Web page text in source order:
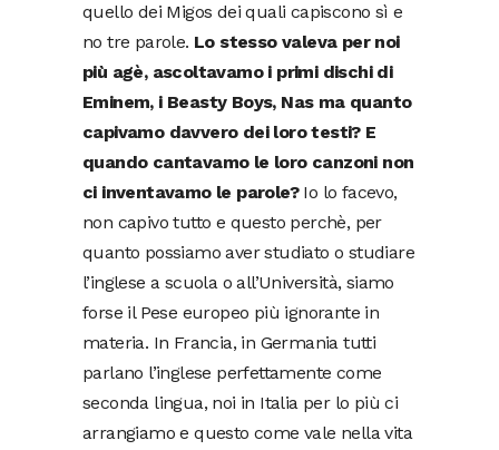
quello dei Migos dei quali capiscono sì e
no tre parole. Lo stesso valeva per noi
più agè, ascoltavamo i primi dischi di
Eminem, i Beasty Boys, Nas ma quanto
capivamo davvero dei loro testi? E
quando cantavamo le loro canzoni non
ci inventavamo le parole?Io lo facevo,
non capivo tutto e questo perchè, per
quanto possiamo aver studiato o studiare
l’inglese a scuola o all’Università, siamo
forse il Pese europeo più ignorante in
materia. In Francia, in Germania tutti
parlano l’inglese perfettamente come
seconda lingua, noi in Italia per lo più ci
arrangiamo e questo come vale nella vita